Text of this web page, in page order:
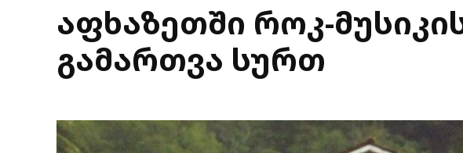
აფხაზეთში როკ-
გამართვა სურთ